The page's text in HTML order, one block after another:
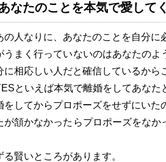
なたのことを本気で愛して
の人なりに、あなたのことを自分に
うまく行っていないのはあなたの
に相応しい人だと確信しているから
といえば本気で離婚をしてあなた
をしてからプロポーズをせずにいた
が頷かなかったらプロポーズをな
る賢いところがあります。